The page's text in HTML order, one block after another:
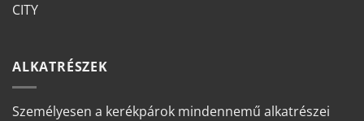
CITY
ALKATRÉSZEK
Személyesen a kerékpárok mindennemű alkatrészei